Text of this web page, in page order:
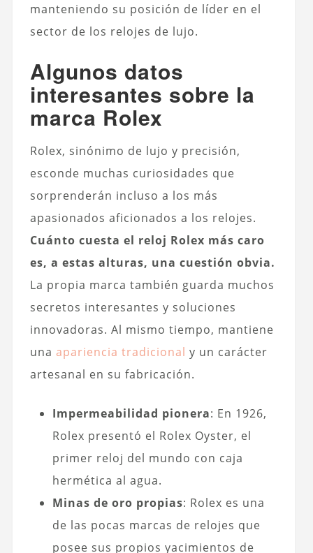
manteniendo su posición de líder en el
sector de los relojes de lujo.
Algunos datos
interesantes sobre la
marca Rolex
Rolex, sinónimo de lujo y precisión,
esconde muchas curiosidades que
sorprenderán incluso a los más
apasionados aficionados a los relojes.
Cuánto cuesta el reloj Rolex más caro
es, a estas alturas, una cuestión obvia.
La propia marca también guarda muchos
secretos interesantes y soluciones
innovadoras. Al mismo tiempo, mantiene
una apariencia tradicional y un carácter
artesanal en su fabricación.
Impermeabilidad pionera: En 1926,
Rolex presentó el Rolex Oyster, el
primer reloj del mundo con caja
hermética al agua.
Minas de oro propias: Rolex es una
de las pocas marcas de relojes que
posee sus propios yacimientos de